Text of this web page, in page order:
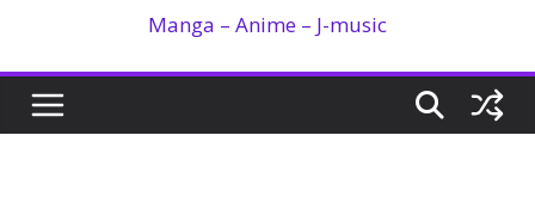
Manga – Anime – J-music